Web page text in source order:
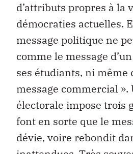
d’attributs propres à la
démocraties actuelles.
message politique ne
comme le message
ses étudiants, ni même
message commercial ».
électorale impose trois
font en sorte que le
dévie, voire rebondit